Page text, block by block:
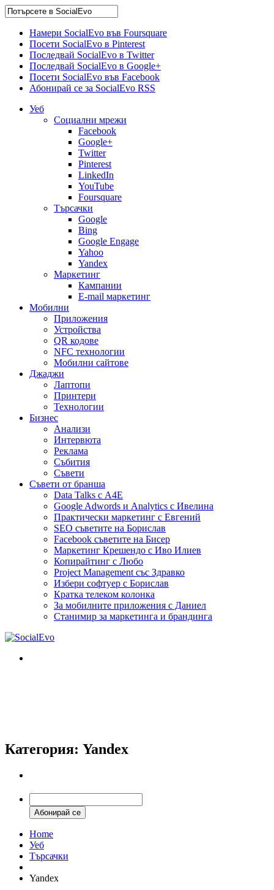
Намери SocialEvo във Foursquare
Посети SocialEvo в Pinterest
Последвай SocialEvo в Twitter
Последвай SocialEvo в Google+
Посети SocialEvo във Facebook
Абонирай се за SocialEvo RSS
Уеб
Социални мрежи
Facebook
Google+
Twitter
Pinterest
LinkedIn
YouTube
Foursquare
Търсачки
Google
Bing
Google Engage
Yahoo
Yandex
Маркетинг
Кампании
E-mail маркетинг
Мобилни
Приложения
Устройства
QR кодове
NFC технологии
Мобилни сайтове
Джаджи
Лаптопи
Принтери
Технологии
Бизнес
Анализи
Интервюта
Реклама
Събития
Съвети
Съвети от бранша
Data Talks с А4Е
Google Adwords и Analytics с Ивелина
Практически маркетинг с Евгений
SEO съветите на Борислав
Facebook съветите на Бисер
Маркетинг Крешендо с Иво Илиев
Копирайтинг с Любо
Project Management със Здравко
Избери софтуер с Борислав
Кратка телеком колонка
За мобилните приложения с Даниел
Станимир за маркетинга и брандинга
Категория: Yandex
Home
Уеб
Търсачки
Yandex